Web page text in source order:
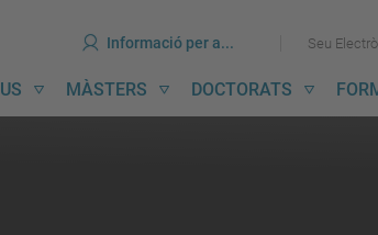
Ves
al
contingut
Ves
al
menú
Informació per a... Seu
MÀSTERS DOCTORATS